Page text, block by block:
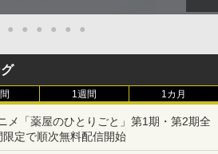
● ● ● ● ● ●
1週間 1カ月
「薬屋のひとりごと」第1期・第2期全
定で順次無料配信開始